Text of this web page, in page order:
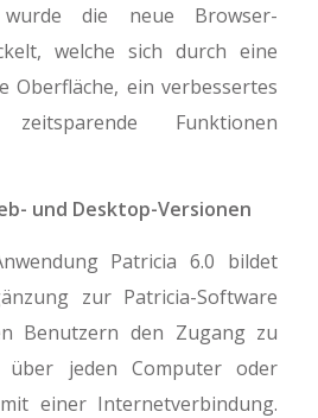
wurde die neue Browser-
welche sich durch eine
Oberfläche, ein verbessertes
Funktionen
und Desktop-Versionen
Patricia 6.0 bildet
zur Patricia-Software
Benutzern den Zugang zu
über jeden Computer oder
einer Internetverbindung.